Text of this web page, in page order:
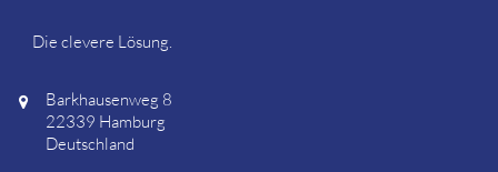
Die clevere Lösung.
Barkhausenweg 8
22339 Hamburg
Deutschland